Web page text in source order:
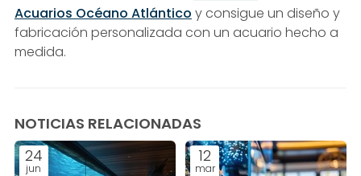
Acuarios Océano Atlántico y consigue un diseño y
fabricación personalizada con un acuario hecho a
medida.
NOTICIAS RELACIONADAS
24
jun
12
mar